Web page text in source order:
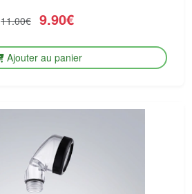
11.00€ 9.90€
Ajouter au panier